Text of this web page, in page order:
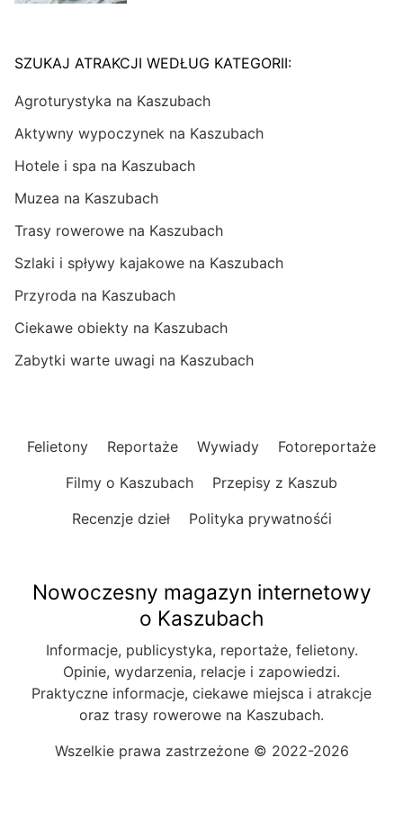
SZUKAJ ATRAKCJI WEDŁUG KATEGORII:
Agroturystyka na Kaszubach
Aktywny wypoczynek na Kaszubach
Hotele i spa na Kaszubach
Muzea na Kaszubach
Trasy rowerowe na Kaszubach
Szlaki i spływy kajakowe na Kaszubach
Przyroda na Kaszubach
Ciekawe obiekty na Kaszubach
Zabytki warte uwagi na Kaszubach
Felietony Reportaże Wywiady
Fotoreportaże
Filmy o Kaszubach
Przepisy z Kaszub
Recenzje dzieł
Polityka prywatnośći
Nowoczesny magazyn internetowy
o Kaszubach
Informacje, publicystyka, reportaże, felietony.
Opinie, wydarzenia, relacje i zapowiedzi.
Praktyczne informacje, ciekawe miejsca i atrakcje
oraz trasy rowerowe na Kaszubach.
Wszelkie prawa zastrzeżone © 2022-2026